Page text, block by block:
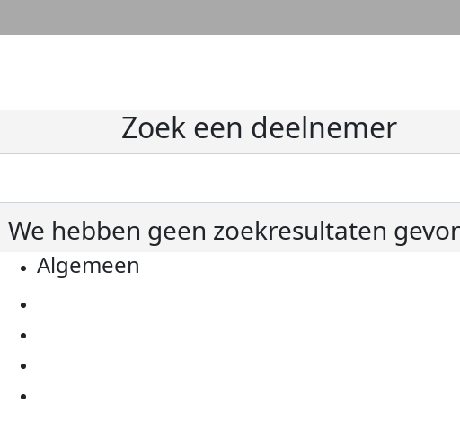
Zoek een deelnemer
We hebben geen zoekresultaten
Algemeen